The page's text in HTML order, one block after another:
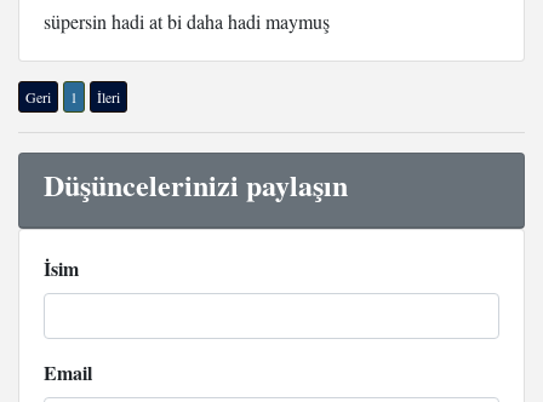
süpersin hadi at bi daha hadi maymuş
Geri 1 İleri
Düşüncelerinizi paylaşın
İsim
Email